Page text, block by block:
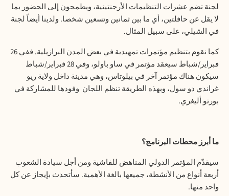
لجنة تضم عشرات التنظيمات الأرجنتينية، ويطمحون إلى الحضور بما
لا يقل عن حافلتين، أي ما بين ثمانين وتسعين شخصا. ولدينا أيضاً لجنة
في الشيلي، على سبيل المثال.
كما نقوم بتنظيم مؤتمرات تمهيدية في بعض المدن البرازيلية. ففي 26
فبراير/شباط سيعقد مؤتمر في ساو باولو، وفي 28 فبراير/شباط
سيكون هناك مؤتمر آخر في بيلوتاس، وهي مدينة داخل ولاية ريو
غراندي دو سول، وبهذه الطريقة تنظم اللجان وفودها للمشاركة في
بورتو أليغري.
ما أبرز محطات البرنامج؟
سيقدّم المؤتمر الدولي المناهض للفاشية ومن أجل سيادة الشعوب
أربعة أنواع من الأنشطة، جميعها بالغة الأهمية. سأتحدث بإيجاز عن كل
واحد منها.